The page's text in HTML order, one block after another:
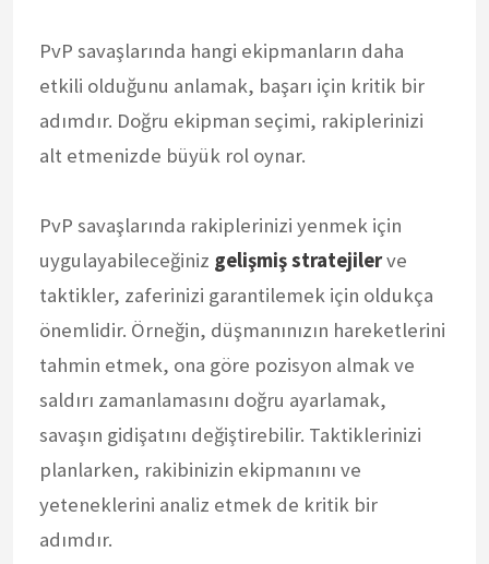
PvP savaşlarında hangi ekipmanların daha
etkili olduğunu anlamak, başarı için kritik bir
adımdır. Doğru ekipman seçimi, rakiplerinizi
alt etmenizde büyük rol oynar.
PvP savaşlarında rakiplerinizi yenmek için
uygulayabileceğiniz gelişmiş stratejilerve
taktikler, zaferinizi garantilemek için oldukça
önemlidir. Örneğin, düşmanınızın hareketlerini
tahmin etmek, ona göre pozisyon almak ve
saldırı zamanlamasını doğru ayarlamak,
savaşın gidişatını değiştirebilir. Taktiklerinizi
planlarken, rakibinizin ekipmanını ve
yeteneklerini analiz etmek de kritik bir
adımdır.